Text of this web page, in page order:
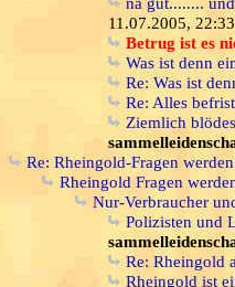
11.07.2005, 22:33
Betrug ist es
Was ist denn
Re: Was ist
Re: Alles
Ziemlich
Re: Rheingold-Fragen
Rheingold Fragen
Nur-Verbraucher
Polizisten und
Re: Rheingold
Rheingold ist